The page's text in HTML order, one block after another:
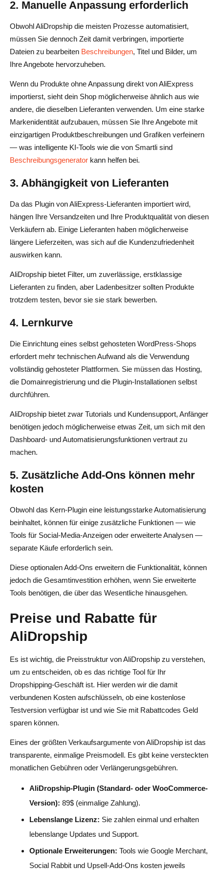
2. Manuelle Anpassung erforderlich
Obwohl AliDropship die meisten Prozesse automatisiert,
müssen Sie dennoch Zeit damit verbringen, importierte
Dateien zu bearbeiten Beschreibungen, Titel und Bilder, um
Ihre Angebote hervorzuheben.
Wenn du Produkte ohne Anpassung direkt von AliExpress
importierst, sieht dein Shop möglicherweise ähnlich aus wie
andere, die dieselben Lieferanten verwenden. Um eine starke
Markenidentität aufzubauen, müssen Sie Ihre Angebote mit
einzigartigen Produktbeschreibungen und Grafiken verfeinern
— was intelligente KI-Tools wie die von Smartli sind
Beschreibungsgenerator kann helfen bei.
3. Abhängigkeit von Lieferanten
Da das Plugin von AliExpress-Lieferanten importiert wird,
hängen Ihre Versandzeiten und Ihre Produktqualität von diesen
Verkäufern ab. Einige Lieferanten haben möglicherweise
längere Lieferzeiten, was sich auf die Kundenzufriedenheit
auswirken kann.
AliDropship bietet Filter, um zuverlässige, erstklassige
Lieferanten zu finden, aber Ladenbesitzer sollten Produkte
trotzdem testen, bevor sie sie stark bewerben.
4. Lernkurve
Die Einrichtung eines selbst gehosteten WordPress-Shops
erfordert mehr technischen Aufwand als die Verwendung
vollständig gehosteter Plattformen. Sie müssen das Hosting,
die Domainregistrierung und die Plugin-Installationen selbst
durchführen.
AliDropship bietet zwar Tutorials und Kundensupport, Anfänger
benötigen jedoch möglicherweise etwas Zeit, um sich mit den
Dashboard- und Automatisierungsfunktionen vertraut zu
machen.
5. Zusätzliche Add-Ons können mehr
kosten
Obwohl das Kern-Plugin eine leistungsstarke Automatisierung
beinhaltet, können für einige zusätzliche Funktionen — wie
Tools für Social-Media-Anzeigen oder erweiterte Analysen —
separate Käufe erforderlich sein.
Diese optionalen Add-Ons erweitern die Funktionalität, können
jedoch die Gesamtinvestition erhöhen, wenn Sie erweiterte
Tools benötigen, die über das Wesentliche hinausgehen.
Preise und Rabatte für
AliDropship
Es ist wichtig, die Preisstruktur von AliDropship zu verstehen,
um zu entscheiden, ob es das richtige Tool für Ihr
Dropshipping-Geschäft ist. Hier werden wir die damit
verbundenen Kosten aufschlüsseln, ob eine kostenlose
Testversion verfügbar ist und wie Sie mit Rabattcodes Geld
sparen können.
Eines der größten Verkaufsargumente von AliDropship ist das
transparente, einmalige Preismodell. Es gibt keine versteckten
monatlichen Gebühren oder Verlängerungsgebühren.
AliDropship-Plugin (Standard- oder WooCommerce-
Version): 89$ (einmalige Zahlung).
Lebenslange Lizenz: Sie zahlen einmal und erhalten
lebenslange Updates und Support.
Optionale Erweiterungen: Tools wie Google Merchant,
Social Rabbit und Upsell-Add-Ons kosten jeweils